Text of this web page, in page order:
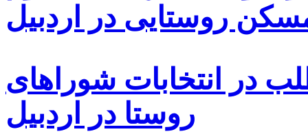
روستایی در اردبیل
از ۵۰۰۰ داوطلب در انتخابات شوراهای
روستا در اردبیل